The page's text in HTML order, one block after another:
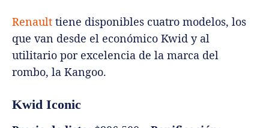
Renault tiene disponibles cuatro modelos, los
que van desde el económico Kwid y al
utilitario por excelencia de la marca del
rombo, la Kangoo.
Kwid Iconic